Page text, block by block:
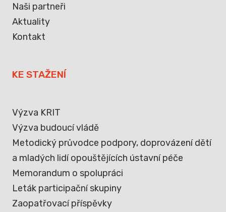
Naši partneři
Aktuality
Kontakt
KE STAŽENÍ
Výzva KRIT
Výzva budoucí vládě
Metodický průvodce podpory, doprovázení dětí
a mladých lidí opouštějících ústavní péče
Memorandum o spolupráci
Leták participační skupiny
Zaopatřovací příspěvky